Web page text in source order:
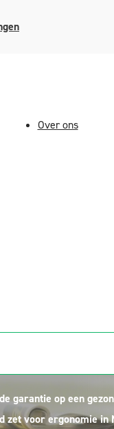
Over ons
garantie op een
zet voor ergonomie